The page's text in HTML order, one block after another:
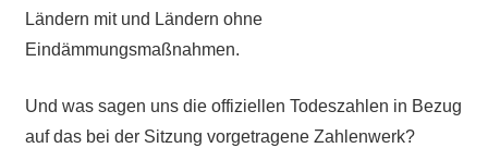
Ländern mit und Ländern ohne
Eindämmungsmaßnahmen.
Und was sagen uns die offiziellen Todeszahlen in Bezug
auf das bei der Sitzung vorgetragene Zahlenwerk?